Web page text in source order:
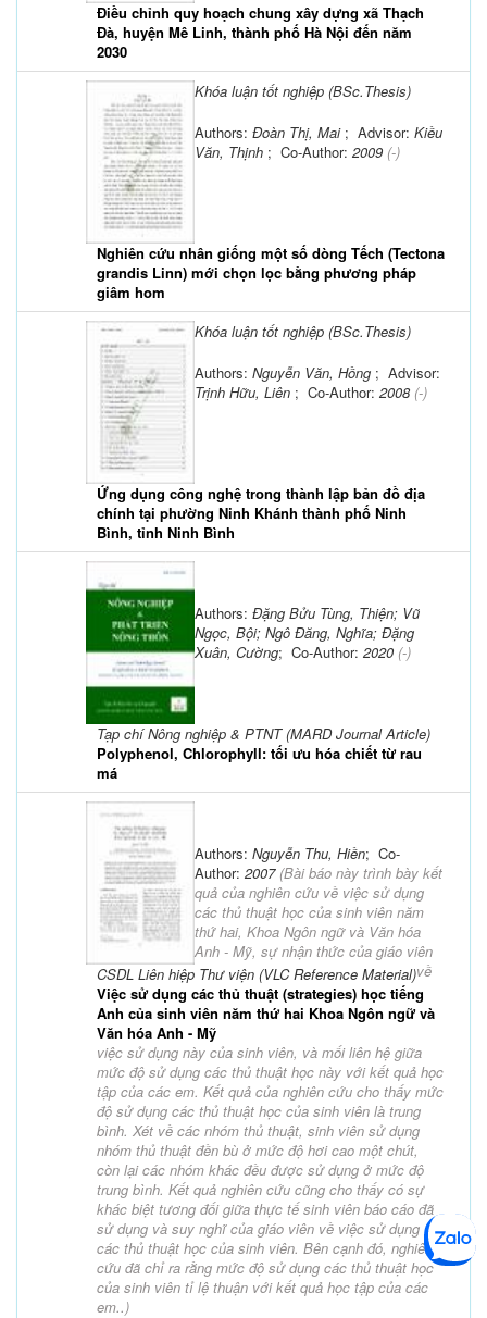
Điều chỉnh quy hoạch chung xây dựng xã Thạch
Đà, huyện Mê Linh, thành phố Hà Nội đến năm
2030
Khóa luận tốt nghiệp (BSc.Thesis)
Nghiên cứu nhân giống một số dòng Tếch (Tectona
grandis Linn) mới chọn lọc bằng phương pháp
giâm hom
Authors: Đoàn Thị, Mai ; Advisor: Kiều
Văn, Thịnh ; Co-Author: 2009 (-)
Khóa luận tốt nghiệp (BSc.Thesis)
Ứng dụng công nghệ trong thành lập bản đồ địa
chính tại phường Ninh Khánh thành phố Ninh
Bình, tỉnh Ninh Bình
Authors: Nguyễn Văn, Hồng ; Advisor:
Trịnh Hữu, Liên ; Co-Author: 2008 (-)
Tạp chí Nông nghiệp & PTNT (MARD Journal Article)
Polyphenol, Chlorophyll: tối ưu hóa chiết từ rau
má
Authors: Đặng Bửu Tùng, Thiện; Vũ
Ngọc, Bội; Ngô Đăng, Nghĩa; Đặng
Xuân, Cường; Co-Author: 2020 (-)
CSDL Liên hiệp Thư viện (VLC Reference Material)
Việc sử dụng các thủ thuật (strategies) học tiếng
Anh của sinh viên năm thứ hai Khoa Ngôn ngữ và
Văn hóa Anh - Mỹ
Authors: Nguyễn Thu, Hiền; Co-
Author: 2007(Bài báo này trình bày kết
quả của nghiên cứu về việc sử dụng
các thủ thuật học của sinh viên năm
thứ hai, Khoa Ngôn ngữ và Văn hóa
Anh - Mỹ, sự nhận thức của giáo viên
về
việc sử dụng này của sinh viên, và mối liên hệ giữa
mức độ sử dụng các thủ thuật học này với kết quả học
tập của các em. Kết quả của nghiên cứu cho thấy mức
độ sử dụng các thủ thuật học của sinh viên là trung
bình. Xét về các nhóm thủ thuật, sinh viên sử dụng
nhóm thủ thuật đền bù ở mức độ hơi cao một chút,
còn lại các nhóm khác đều được sử dụng ở mức độ
trung bình. Kết quả nghiên cứu cũng cho thấy có sự
khác biệt tương đối giữa thực tế sinh viên báo cáo đã
sử dụng và suy nghĩ của giáo viên về việc sử dụng
các thủ thuật học của sinh viên. Bên cạnh đó, nghiên
cứu đã chỉ ra rằng mức độ sử dụng các thủ thuật học
của sinh viên tỉ lệ thuận với kết quả học tập của các
em..)